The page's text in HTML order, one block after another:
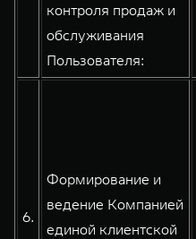
контроля продаж и
обслуживания
Пользователя:
6.
Формирование и
ведение Компанией
единой клиентской